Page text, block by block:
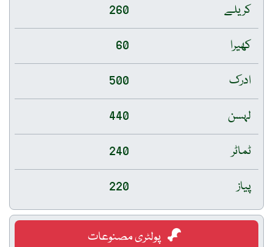
کریلے
260
کھیرا
60
ادرک
500
لہسن
440
ٹماٹر
240
پیاز
220
پولٹری مصنوعات